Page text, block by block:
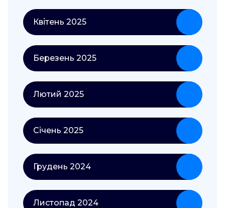
Квітень 2025
Березень 2025
Лютий 2025
Січень 2025
Грудень 2024
Листопад 2024